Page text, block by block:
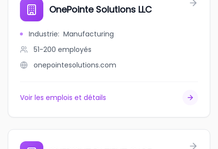
OnePointe Solutions LLC
Industrie: Manufacturing
51-200 employés
onepointesolutions.com
Voir les emplois et détails